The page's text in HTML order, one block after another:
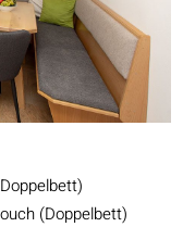
(Doppelbett)